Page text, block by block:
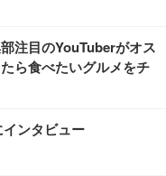
注目のYouTuberがオス
ら食べたいグルメをチ
インタビュー